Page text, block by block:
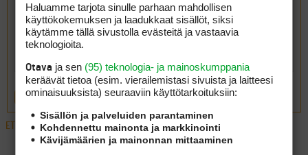
LÄHETÄ
ETUSIVU ›FOORUMIT›YLEISTÄ›GOLFBOX VIROSSA
Haluamme tarjota sinulle parhaan mahdollisen
käyttökokemuksen ja laadukkaat sisällöt, siksi
käytämme tällä sivustolla evästeitä ja vastaavia
teknologioita.
Otava ja sen (95) teknologia- ja mainoskumppania
keräävät tietoa (esim. vierailemis­tasi sivuista ja laitteesi
ominaisuuk­sista) seuraaviin käyttötarkoituksiin:
Sisällön ja palveluiden parantaminen
Kohdennettu mainonta ja markkinointi
Kävijämäärien ja mainonnan mittaaminen